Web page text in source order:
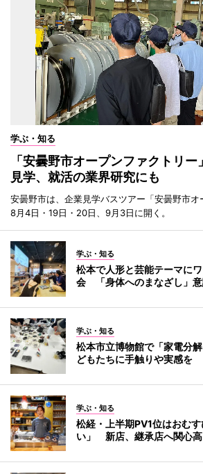
学ぶ・知る
「安曇野市オープンファクトリ
見学、就活の業界研究にも
安曇野市は、企業見学バスツアー「安曇野市
8月4日・19日・20日、9月3日に開く。
学ぶ・知る
松本で人形と芸能テーマに
会 「身体へのまなざし」
学ぶ・知る
松本市立博物館で「家電分
どもたちに手触りや実感を
学ぶ・知る
松経・上半期PV1位はおむ
い」 新店、継承店へ関心高